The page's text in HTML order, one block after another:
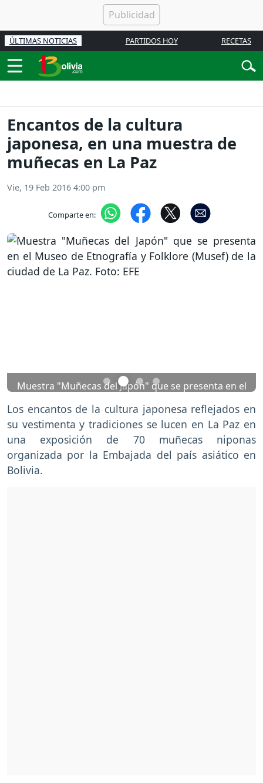
ÚLTIMAS NOTICIAS PARTIDOS HOY RECETAS
Encantos de la cultura
japonesa, en una muestra de
muñecas en La Paz
Vie, 19 Feb 2016 4:00 pm
Comparte en:
Muestra "Muñecas del Japón" que se presenta en el
ciudad de La Paz. Foto: EFE
Los encantos de la cultura japonesa reflejados en
su vestimenta y tradiciones se lucen en La Paz en
una exposición de 70 muñecas niponas
organizada por la Embajada del país asiático en
Bolivia.